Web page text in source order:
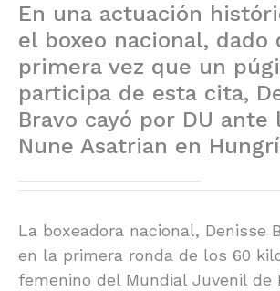
En una actuación
el boxeo nacional, dado
primera vez que un
participa de esta cita,
Bravo cayó por DU ante
Nune Asatrian en
La boxeadora nacional, Denisse
en la primera ronda de los 60
femenino del Mundial Juvenil de